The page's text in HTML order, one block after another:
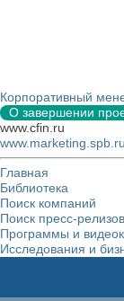
Корпоративный
О завершении
www.cfin.ru
www.marketing.spb.ru
Главная
Библиотека
Поиск компаний
Поиск пресс-релизов
Программы и
Исследования и